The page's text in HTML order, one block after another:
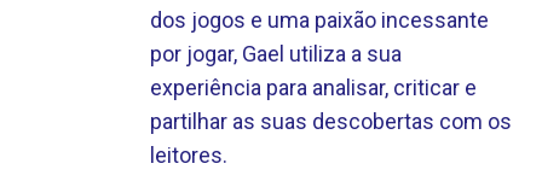
dos jogos e uma paixão incessante
por jogar, Gael utiliza a sua
experiência para analisar, criticar e
partilhar as suas descobertas com os
leitores.